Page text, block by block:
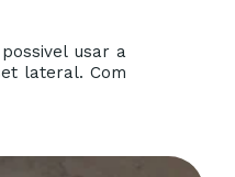
usar a
lateral. Com